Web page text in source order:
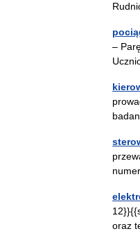
–
oraz